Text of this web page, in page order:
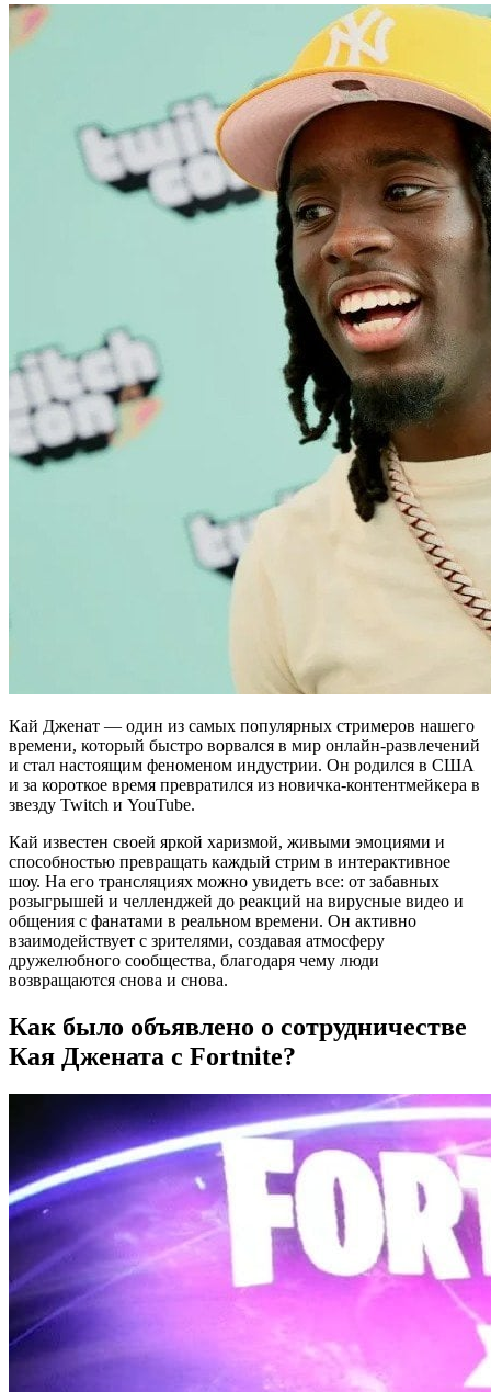
Кай Дженат — один из самых популярных стримеров нашего
времени, который быстро ворвался в мир онлайн-развлечений
и стал настоящим феноменом индустрии. Он родился в США
и за короткое время превратился из новичка-контентмейкера в
звезду Twitch и YouTube.
Кай известен своей яркой харизмой, живыми эмоциями и
способностью превращать каждый стрим в интерактивное
шоу. На его трансляциях можно увидеть все: от забавных
розыгрышей и челленджей до реакций на вирусные видео и
общения с фанатами в реальном времени. Он активно
взаимодействует с зрителями, создавая атмосферу
дружелюбного сообщества, благодаря чему люди
возвращаются снова и снова.
Как было объявлено о сотрудничестве
Кая Джената с Fortnite?